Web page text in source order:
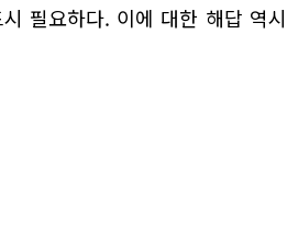
필요하다. 이에 대한 해답 역시